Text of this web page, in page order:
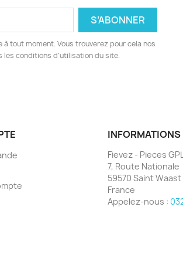
à tout moment. Vous trouverez pour cela nos
les conditions d'utilisation du site.
INFORMATIONS
Fievez - Pieces
7, Route Nationale
59570 Saint Waast
France
Appelez-nous :